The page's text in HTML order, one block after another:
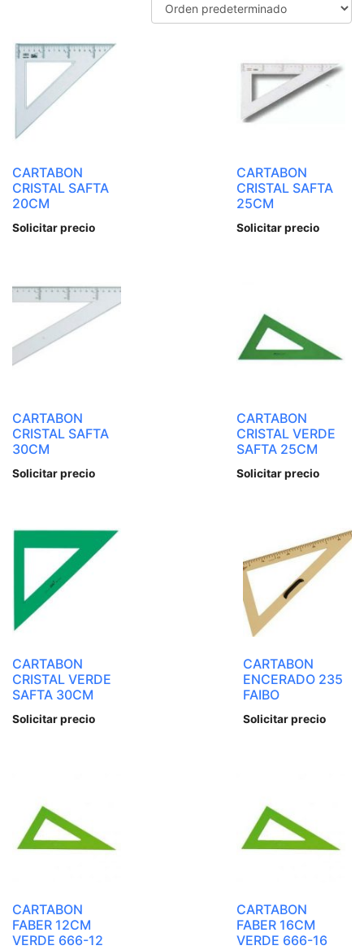
CARTABON
CRISTAL SAFTA
20CM
Solicitar precio
CARTABON
CRISTAL SAFTA
25CM
Solicitar precio
CARTABON
CRISTAL SAFTA
30CM
Solicitar precio
CARTABON
CRISTAL VERDE
SAFTA 25CM
Solicitar precio
CARTABON
CRISTAL VERDE
SAFTA 30CM
Solicitar precio
CARTABON
ENCERADO 235
FAIBO
Solicitar precio
CARTABON
FABER 12CM
VERDE 666-12
CARTABON
FABER 16CM
VERDE 666-16